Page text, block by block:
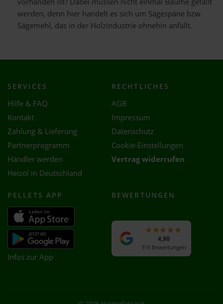
werden, denn hier handelt es sich um Sägespäne bzw.
Sägemehl, das in der Holzindustrie ohnehin anfällt.
SERVICES
Hilfe & FAQ
Kontakt
Zahlung & Lieferung
Partnerprogramm
Händler werden
Heizöl in Deutschland
RECHTLICHES
AGB
Impressum
Datenschutz
Cookie-Einstellungen
Vertrag widerrufen
PELLETS APP
Infos zur App
BEWERTUNGEN
4,90
315 Bewertungen